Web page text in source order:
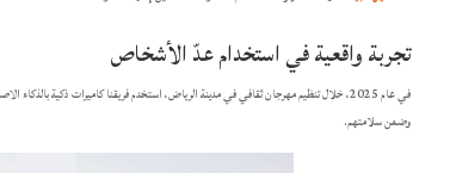
تجربة واقعية في استخدام عدّ الأشخاص
في عام 2025، خلال تنظيم مهرجان ثقافي في مدينة الرياض، استخدم فريقنا كاميرات ذكية
وضمن سلامتهم.​